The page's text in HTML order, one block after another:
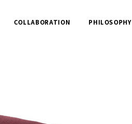
COLLABORATION PHILOSOPHY